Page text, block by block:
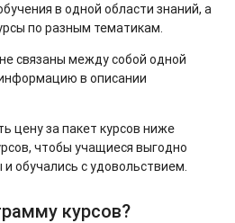
в одной области знаний, а
по разным тематикам.
связаны между собой одной
в описании
цену за пакет курсов ниже
чтобы учащиеся выгодно
обучались с удовольствием.
курсов?